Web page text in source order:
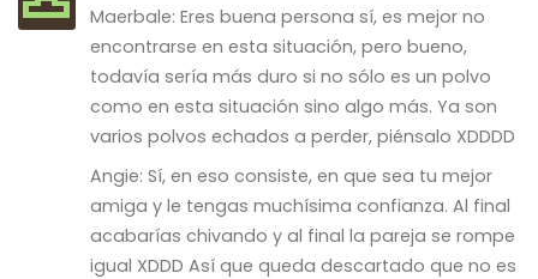
Maerbale: Eres buena persona sí, es mejor no
encontrarse en esta situación, pero bueno,
todavía sería más duro si no sólo es un polvo
como en esta situación sino algo más. Ya son
varios polvos echados a perder, piénsalo XDDDD
Angie: Sí, en eso consiste, en que sea tu mejor
amiga y le tengas muchísima confianza. Al final
acabarías chivando y al final la pareja se rompe
igual XDDD Así que queda descartado que no es